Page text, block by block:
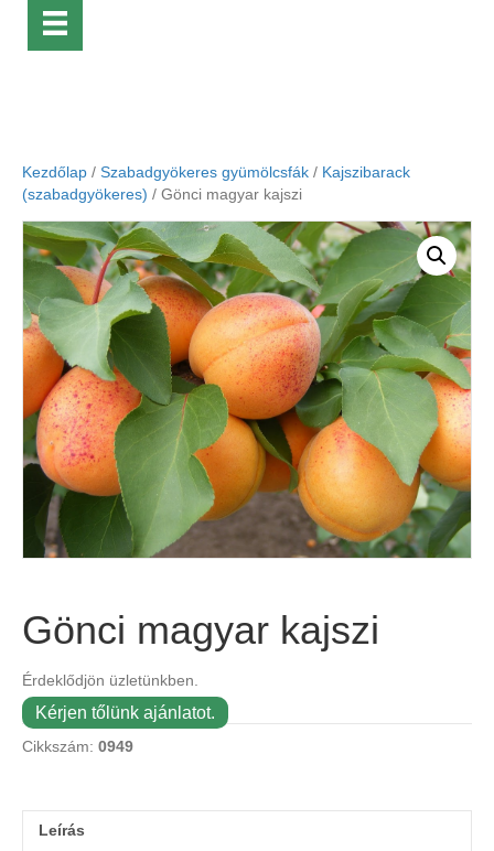
Kezdőlap / Szabadgyökeres gyümölcsfák / Kajszibarack
(szabadgyökeres) / Gönci magyar kajszi
Gönci magyar kajszi
Érdeklődjön üzletünkben.
Kérjen tőlünk ajánlatot.
Cikkszám: 0949
Leírás